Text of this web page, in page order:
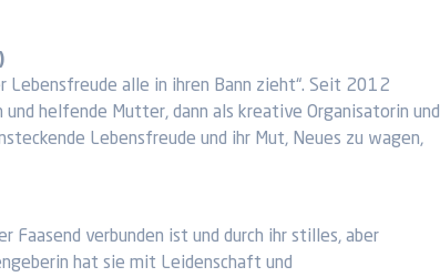
Lebensfreude alle in ihren Bann zieht“. Seit 2012
helfende Mutter, dann als kreative Organisatorin und
Lebensfreude und ihr Mut, Neues zu wagen,
verbunden ist und durch ihr stilles, aber
hat sie mit Leidenschaft und